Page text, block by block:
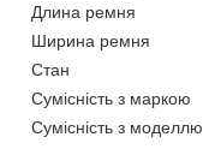
Длина ремня
Ширина ремня
Стан
Сумісність з маркою
Сумісність з моделлю